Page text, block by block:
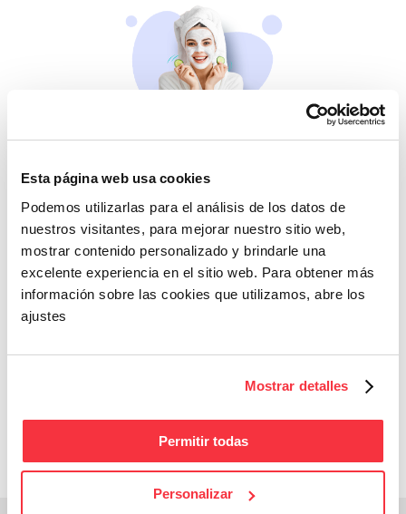
Esta página web usa cookies
Podemos utilizarlas para el análisis de los datos de
nuestros visitantes, para mejorar nuestro sitio web,
mostrar contenido personalizado y brindarle una
excelente experiencia en el sitio web. Para obtener más
información sobre las cookies que utilizamos, abre los
ajustes
Mostrar detalles
Permitir todas
Personalizar
Si no te mimas tú…
llévatelos